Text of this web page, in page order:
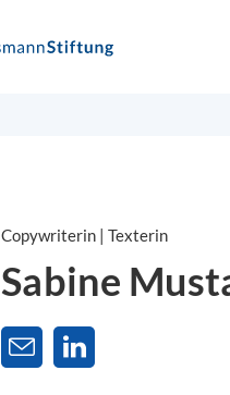
Copywriterin | Texterin
Sabine